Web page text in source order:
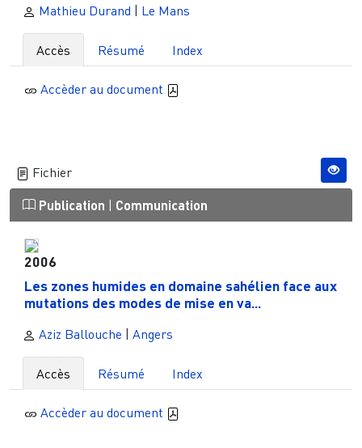
Mathieu Durand Le Mans
Accès Résumé Index
Accèder au document
Fichier
Publication | Communication
2006
Les zones humides en domaine sahélien face aux
mutations des modes de mise en va...
Aziz Ballouche Angers
Accès Résumé Index
Accèder au document